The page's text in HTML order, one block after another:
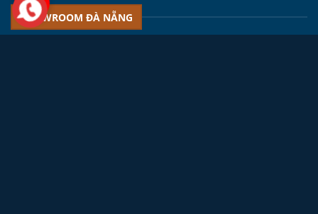
SHOWROOM ĐÀ NẴNG